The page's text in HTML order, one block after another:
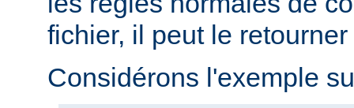
fichier, il peut le
Considérons l'exemple